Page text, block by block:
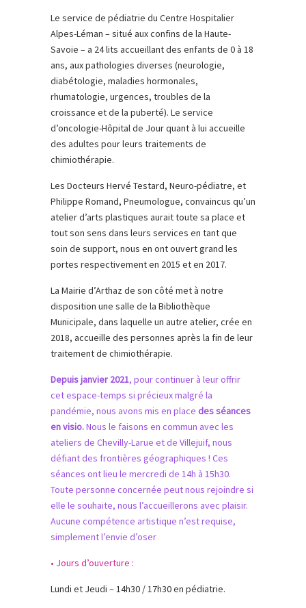
Le service de pédiatrie du Centre Hospitalier
Alpes-Léman – situé aux confins de la Haute-
Savoie – a 24 lits accueillant des enfants de 0 à 18
ans, aux pathologies diverses (neurologie,
diabétologie, maladies hormonales,
rhumatologie, urgences, troubles de la
croissance et de la puberté). Le service
d’oncologie-Hôpital de Jour quant à lui accueille
des adultes pour leurs traitements de
chimiothérapie.
Les Docteurs Hervé Testard, Neuro-pédiatre, et
Philippe Romand, Pneumologue, convaincus qu’un
atelier d’arts plastiques aurait toute sa place et
tout son sens dans leurs services en tant que
soin de support, nous en ont ouvert grand les
portes respectivement en 2015 et en 2017.
La Mairie d’Arthaz de son côté met à notre
disposition une salle de la Bibliothèque
Municipale, dans laquelle un autre atelier, crée en
2018, accueille des personnes après la fin de leur
traitement de chimiothérapie.
Depuis janvier 2021, pour continuer à leur offrir
cet espace-temps si précieux malgré la
pandémie, nous avons mis en place des séances
en visio.Nous le faisons en commun avec les
ateliers de Chevilly-Larue et de Villejuif, nous
défiant des frontières géographiques ! Ces
séances ont lieu le mercredi de 14h à 15h30.
Toute personne concernée peut nous rejoindre si
elle le souhaite, nous l’accueillerons avec plaisir.
Aucune compétence artistique n’est requise,
simplement l’envie d’oser
• Jours d’ouverture :
Lundi et Jeudi – 14h30 / 17h30 en pédiatrie.